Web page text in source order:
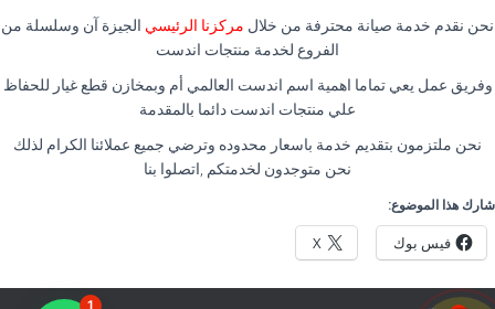
نحن نقدم خدمة صيانة محترفة من خلال مركزنا الرئيسي الجيزة آن وسلسلة من
الفروع لخدمة منتجات اندست
وفريق عمل يعي تماما اهمية اسم اندست العالمي أم وبمخازن قطع غيار للحفاظ
علي منتجات اندست دائما بالمقدمة
نحن ملتزمون بتقديم خدمة باسعار محدوده وترضي جميع عملائنا الكرام لذلك
نحن متوجدون لخدمتكم ,اتصلوا بنا
شارك هذا الموضوع:
فيس بوك X
1